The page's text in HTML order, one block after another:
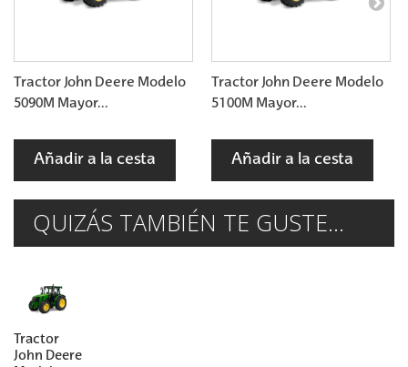
Tractor John Deere Modelo
5090M Mayor...
Añadir a la cesta
Tractor John Deere Modelo
5100M Mayor...
Añadir a la cesta
QUIZÁS TAMBIÉN TE GUSTE...
Tractor
John Deere